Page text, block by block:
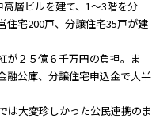
層ビルを建て、1～3階を分
住宅200戸、分譲住宅35戸が建
が２５億６千万円の負担。ま
融公庫、分譲住宅申込金で大半
は大変珍しかった公民連携のま